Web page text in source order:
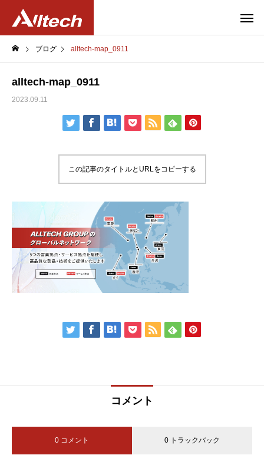
ブログ alltech-map_0911
alltech-map_0911
2023.09.11
この記事のタイトルとURLをコピーする
コメント
0 コメント 0 トラックバック